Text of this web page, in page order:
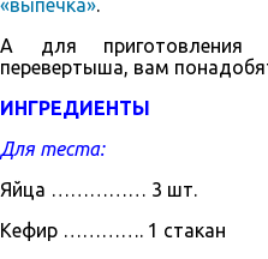
«выпечка».
А для приготовления
перевертыша, вам
ИНГРЕДИЕНТЫ
Для теста:
Яйца …………… 3 шт.
Кефир …………. 1 стакан